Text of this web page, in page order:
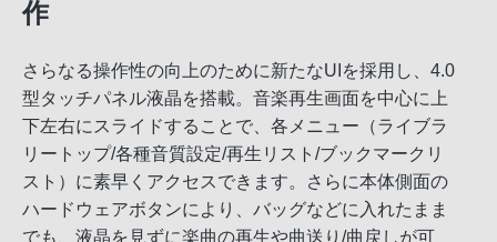
作
さらなる操作性の向上のために新たなUIを採用し、4.0
型タッチパネル液晶を搭載。音楽再生画面を中心に上
下左右にスライドすることで、各メニュー（ライブラ
リートップ/各種音質設定/再生リスト/ブックマークリ
スト）に素早くアクセスできます。さらに本体側面の
ハードウェアボタンにより、バッグなどに入れたまま
でも、液晶を見ずに楽曲の再生や曲送り/曲戻しが可